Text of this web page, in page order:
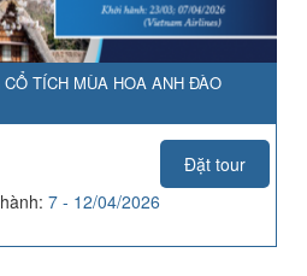
TÍCH MÙA HOA ANH ĐÀO
Đặt tour
7 - 12/04/2026